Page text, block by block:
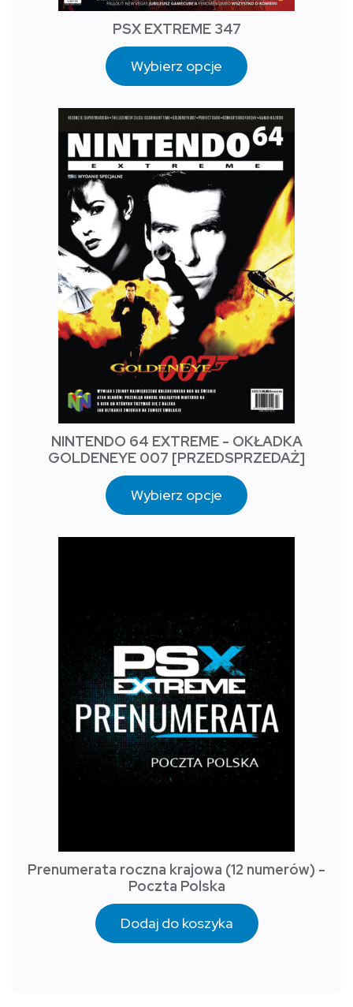
PSX EXTREME 347
Wybierz opcje
NINTENDO 64 EXTREME - OKŁADKA
GOLDENEYE 007 [PRZEDSPRZEDAŻ]
Wybierz opcje
Prenumerata roczna krajowa (12 numerów) -
Poczta Polska
Dodaj do koszyka